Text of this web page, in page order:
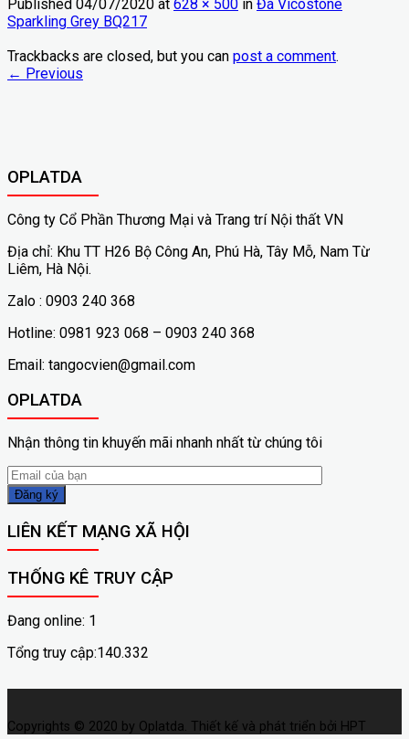
Published 04/07/2020 at 628 × 500 in Đá Vicostone
Sparkling Grey BQ217
Trackbacks are closed, but you can post a comment.
← Previous
OPLATDA
Công ty Cổ Phần Thương Mại và Trang trí Nội thất VN
Địa chỉ: Khu TT H26 Bộ Công An, Phú Hà, Tây Mỗ, Nam Từ
Liêm, Hà Nội.
Zalo : 0903 240 368
Hotline: 0981 923 068 – 0903 240 368
Email: tangocvien@gmail.com
OPLATDA
Nhận thông tin khuyến mãi nhanh nhất từ chúng tôi
LIÊN KẾT MẠNG XÃ HỘI
THỐNG KÊ TRUY CẬP
Đang online: 1
Tổng truy cập:140.332
Copyrights © 2020 by Oplatda. Thiết kế và phát triển bởi HPT